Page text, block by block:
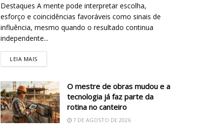
Destaques A mente pode interpretar escolha,
esforço e coincidências favoráveis como sinais de
influência, mesmo quando o resultado continua
independente...
LEIA MAIS
O mestre de obras mudou e a
tecnologia já faz parte da
rotina no canteiro
7 DE AGOSTO DE 2026